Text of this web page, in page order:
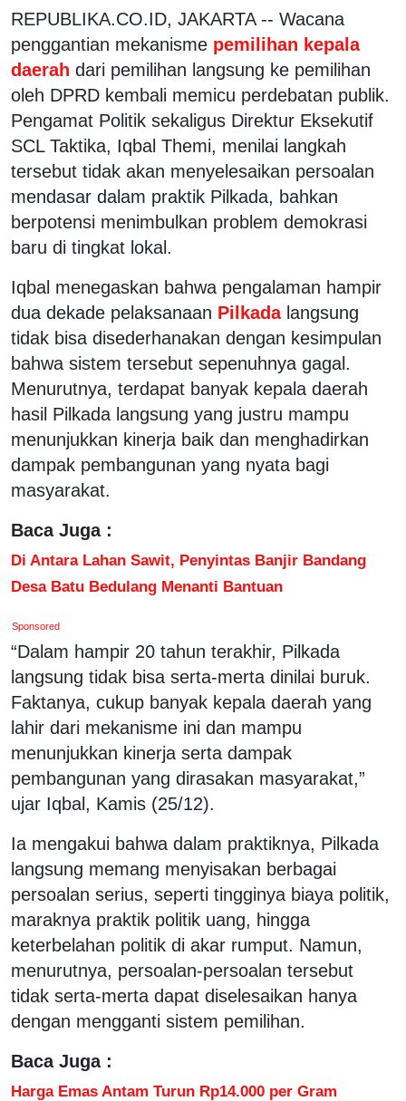
REPUBLIKA.CO.ID, JAKARTA -- Wacana
penggantian mekanisme pemilihan kepala
daerah dari pemilihan langsung ke pemilihan
oleh DPRD kembali memicu perdebatan publik.
Pengamat Politik sekaligus Direktur Eksekutif
SCL Taktika, Iqbal Themi, menilai langkah
tersebut tidak akan menyelesaikan persoalan
mendasar dalam praktik Pilkada, bahkan
berpotensi menimbulkan problem demokrasi
baru di tingkat lokal.
Iqbal menegaskan bahwa pengalaman hampir
dua dekade pelaksanaan Pilkada langsung
tidak bisa disederhanakan dengan kesimpulan
bahwa sistem tersebut sepenuhnya gagal.
Menurutnya, terdapat banyak kepala daerah
hasil Pilkada langsung yang justru mampu
menunjukkan kinerja baik dan menghadirkan
dampak pembangunan yang nyata bagi
masyarakat.
Baca Juga :
Di Antara Lahan Sawit, Penyintas Banjir Bandang
Desa Batu Bedulang Menanti Bantuan
Sponsored
“Dalam hampir 20 tahun terakhir, Pilkada
langsung tidak bisa serta-merta dinilai buruk.
Faktanya, cukup banyak kepala daerah yang
lahir dari mekanisme ini dan mampu
menunjukkan kinerja serta dampak
pembangunan yang dirasakan masyarakat,”
ujar Iqbal, Kamis (25/12).
Ia mengakui bahwa dalam praktiknya, Pilkada
langsung memang menyisakan berbagai
persoalan serius, seperti tingginya biaya politik,
maraknya praktik politik uang, hingga
keterbelahan politik di akar rumput. Namun,
menurutnya, persoalan-persoalan tersebut
tidak serta-merta dapat diselesaikan hanya
dengan mengganti sistem pemilihan.
Baca Juga :
Harga Emas Antam Turun Rp14.000 per Gram